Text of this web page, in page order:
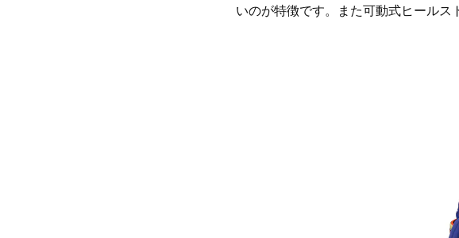
いのが特徴です。また可動式ヒールス